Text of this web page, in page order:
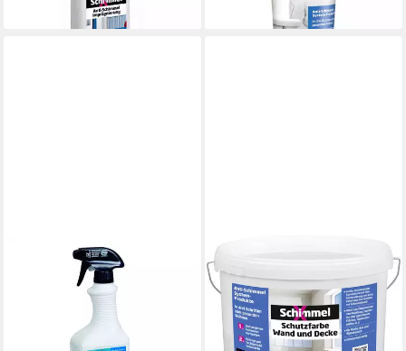
lieferbar - in 3-4 Werktagen bei dir
Schimmel-X Schutzfarbe
Wand und Decke 10 L weiß
Schimmelentferner
69,29 €